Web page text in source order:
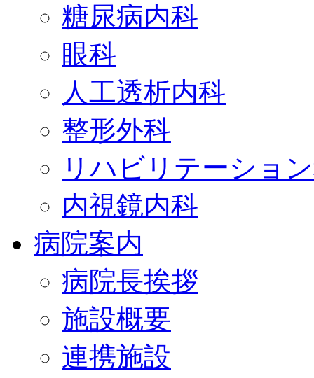
糖尿病内科
眼科
人工透析内科
整形外科
リハビリテーショ
内視鏡内科
病院案内
病院長挨拶
施設概要
連携施設